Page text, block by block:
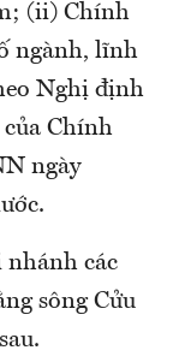
(ii) Chính
ngành, lĩnh
Nghị định
Chính
ngày
các
sông Cửu